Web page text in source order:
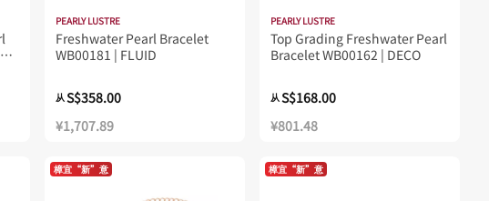
PEARLY LUSTRE
Freshwater Pearl Bracelet
WB00181 | FLUID
从S$358.00
¥1,707.89
PEARLY LUSTRE
Top Grading Freshwater Pearl
Bracelet WB00162 | DECO
从S$168.00
¥801.48
樟宜“新”意 樟宜“新”意